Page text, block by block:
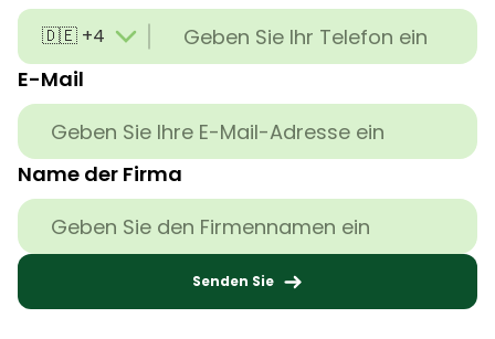
🇩🇪 +49
E-Mail
Name der Firma
Senden Sie